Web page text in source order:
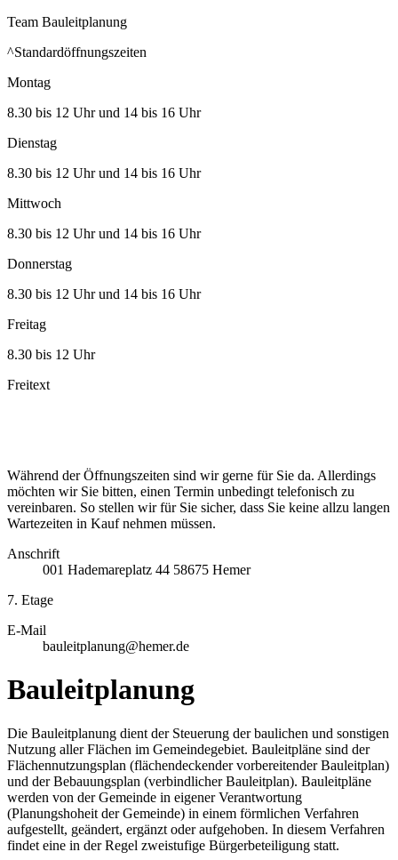
Team Bauleitplanung
^Standardöffnungszeiten
Montag
8.30 bis 12 Uhr und 14 bis 16 Uhr
Dienstag
8.30 bis 12 Uhr und 14 bis 16 Uhr
Mittwoch
8.30 bis 12 Uhr und 14 bis 16 Uhr
Donnerstag
8.30 bis 12 Uhr und 14 bis 16 Uhr
Freitag
8.30 bis 12 Uhr
Freitext
Während der Öffnungszeiten sind wir gerne für Sie da. Allerdings
möchten wir Sie bitten, einen Termin unbedingt telefonisch zu
vereinbaren. So stellen wir für Sie sicher, dass Sie keine allzu langen
Wartezeiten in Kauf nehmen müssen.
Anschrift
001 Hademareplatz 44 58675 Hemer
7. Etage
E-Mail
bauleitplanung@hemer.de
Bauleitplanung
Die Bauleitplanung dient der Steuerung der baulichen und sonstigen
Nutzung aller Flächen im Gemeindegebiet. Bauleitpläne sind der
Flächennutzungsplan (flächendeckender vorbereitender Bauleitplan)
und der Bebauungsplan (verbindlicher Bauleitplan). Bauleitpläne
werden von der Gemeinde in eigener Verantwortung
(Planungshoheit der Gemeinde) in einem förmlichen Verfahren
aufgestellt, geändert, ergänzt oder aufgehoben. In diesem Verfahren
findet eine in der Regel zweistufige Bürgerbeteiligung statt.